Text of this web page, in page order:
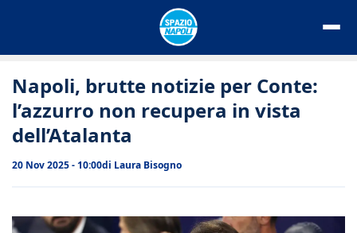
Napoli, brutte notizie per Conte:
l’azzurro non recupera in vista
dell’Atalanta
20 Nov 2025 - 10:00di Laura Bisogno